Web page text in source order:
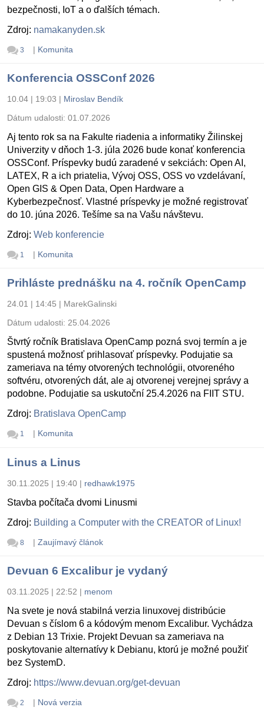
bezpečnosti, IoT a o ďalších témach.
Zdroj: namakanyden.sk
3 | Komunita
Konferencia OSSConf 2026
10.04 | 19:03 | Miroslav Bendík
Dátum udalosti: 01.07.2026
Aj tento rok sa na Fakulte riadenia a informatiky Žilinskej
Univerzity v dňoch 1-3. júla 2026 bude konať konferencia
OSSConf. Príspevky budú zaradené v sekciách: Open AI,
LATEX, R a ich priatelia, Vývoj OSS, OSS vo vzdelávaní,
Open GIS & Open Data, Open Hardware a
Kyberbezpečnosť. Vlastné príspevky je možné registrovať
do 10. júna 2026. Tešíme sa na Vašu návštevu.
Zdroj: Web konferencie
1 | Komunita
Prihláste prednášku na 4. ročník OpenCamp
24.01 | 14:45 | MarekGalinski
Dátum udalosti: 25.04.2026
Štvrtý ročník Bratislava OpenCamp pozná svoj termín a je
spustená možnosť prihlasovať príspevky. Podujatie sa
zameriava na témy otvorených technológii, otvoreného
softvéru, otvorených dát, ale aj otvorenej verejnej správy a
podobne. Podujatie sa uskutoční 25.4.2026 na FIIT STU.
Zdroj: Bratislava OpenCamp
1 | Komunita
Linus a Linus
30.11.2025 | 19:40 | redhawk1975
Stavba počítača dvomi Linusmi
Zdroj: Building a Computer with the CREATOR of Linux!
8 | Zaujímavý článok
Devuan 6 Excalibur je vydaný
03.11.2025 | 22:52 | menom
Na svete je nová stabilná verzia linuxovej distribúcie
Devuan s číslom 6 a kódovým menom Excalibur. Vychádza
z Debian 13 Trixie. Projekt Devuan sa zameriava na
poskytovanie alternatívy k Debianu, ktorú je možné použiť
bez SystemD.
Zdroj: https://www.devuan.org/get-devuan
2 | Nová verzia